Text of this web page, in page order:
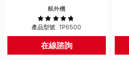
舷外機
產品型號: TP6500
在線諮詢